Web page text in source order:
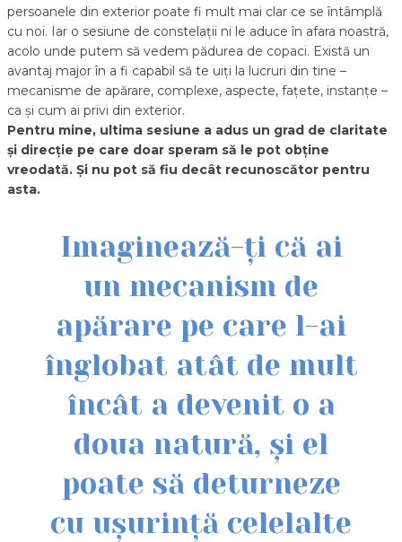
persoanele din exterior poate fi mult mai clar ce se întâmplă
cu noi. Iar o sesiune de constelații ni le aduce în afara noastră,
acolo unde putem să vedem pădurea de copaci. Există un
avantaj major în a fi capabil să te uiți la lucruri din tine –
mecanisme de apărare, complexe, aspecte, fațete, instanțe –
ca și cum ai privi din exterior.
Pentru mine, ultima sesiune a adus un grad de claritate
și direcție pe care doar speram să le pot obține
vreodată. Și nu pot să fiu decât recunoscător pentru
asta.
Imaginează-ți că ai
un mecanism de
apărare pe care l-ai
înglobat atât de mult
încât a devenit o a
doua natură, și el
poate să deturneze
cu ușurință celelalte